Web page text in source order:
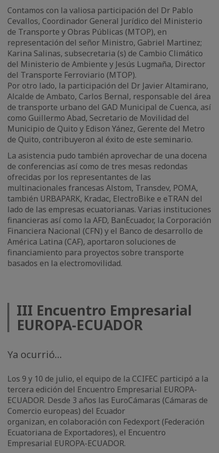
Contamos con la valiosa participación del Dr Pablo
Cevallos, Coordinador General Jurídico del Ministerio
de Transporte y Obras Públicas (MTOP), en
representación del señor Ministro, Gabriel Martinez;
Karina Salinas, subsecretaria (s) de Cambio Climático
del Ministerio de Ambiente y Jesús Lugmaña, Director
del Transporte Ferroviario (MTOP).
Por otro lado, la participación del Dr Javier Altamirano,
Alcalde de Ambato, Carlos Bernal, responsable del área
de transporte urbano del GAD Municipal de Cuenca, así
como Guillermo Abad, Secretario de Movilidad del
Municipio de Quito y Edison Yánez, Gerente del Metro
de Quito, contribuyeron al éxito de este seminario.
La asistencia pudo también aprovechar de una docena
de conferencias así como de tres mesas redondas
ofrecidas por los representantes de las
multinacionales francesas Alstom, Transdev, POMA,
también URBAPARK, Kradac, ElectroBike e eTRAN del
lado de las empresas ecuatorianas. Varias instituciones
financieras así como la AFD, BanEcuador, la Corporación
Financiera Nacional (CFN) y el Banco de desarrollo de
América Latina (CAF), aportaron soluciones de
financiamiento para proyectos sobre transporte
basados en la electromovilidad.
III Encuentro Empresarial
EUROPA-ECUADOR
Ya ocurrió...
Los 9 y 10 de julio, el equipo de la CCIFEC participó a la
tercera edición del Encuentro Empresarial EUROPA-
ECUADOR. Desde 3 años las EuroCámaras (Cámaras de
Comercio europeas) del Ecuador
organizan, en colaboración con Fedexport (Federación
Ecuatoriana de Exportadores), el Encuentro
Empresarial EUROPA-ECUADOR.